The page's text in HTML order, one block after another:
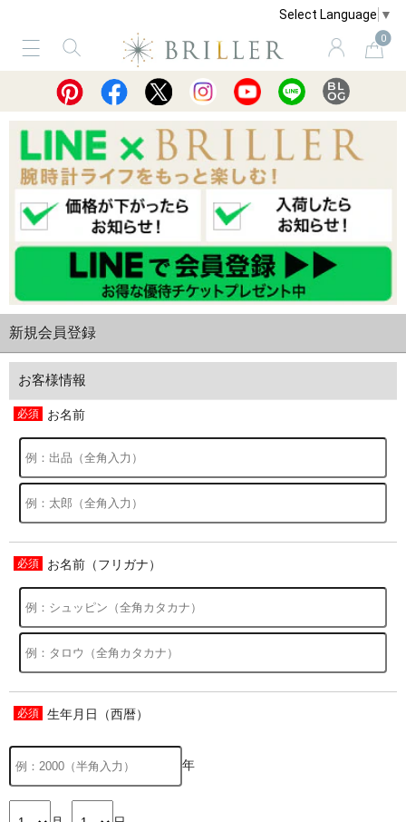
Select Language ▼
0
サービス ショッピングガイド 買取
新規会員登録
お客様情報
お名前
お名前（フリガナ）
生年月日（西暦）
年